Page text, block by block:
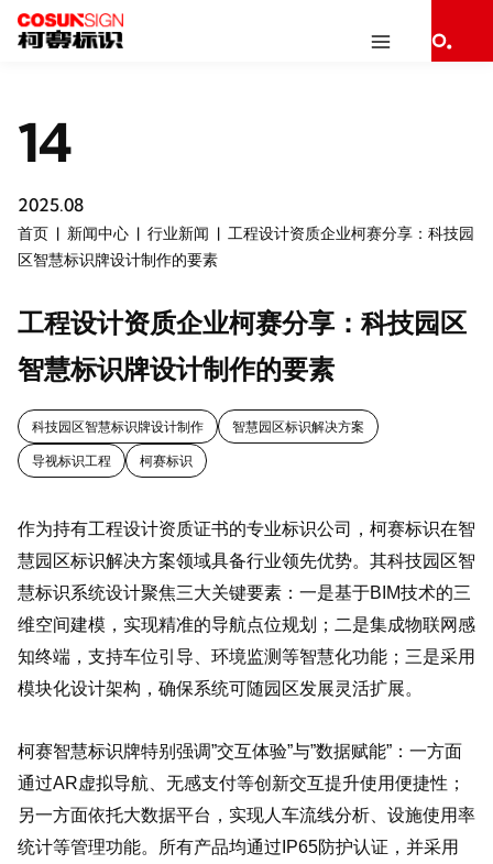
首页 新闻中心 行业新闻
工程设计资质企业柯赛分享：科技园
区智慧标识牌设计制作的要素
工程设计资质企业柯赛分享：科技园区
智慧标识牌设计制作的要素
科技园区智慧标识牌设计制作 智慧园区标识解决方案
导视标识工程 柯赛标识
14
2025.08
作为持有工程设计资质证书的专业标识公司，柯赛标识在智
慧园区标识解决方案领域具备行业领先优势。其科技园区智
慧标识系统设计聚焦三大关键要素：一是基于BIM技术的三
维空间建模，实现精准的导航点位规划；二是集成物联网感
知终端，支持车位引导、环境监测等智慧化功能；三是采用
模块化设计架构，确保系统可随园区发展灵活扩展。
柯赛智慧标识牌特别强调”交互体验”与”数据赋能”：一方面
通过AR虚拟导航、无感支付等创新交互提升使用便捷性；
另一方面依托大数据平台，实现人车流线分析、设施使用率
统计等管理功能。所有产品均通过IP65防护认证，并采用